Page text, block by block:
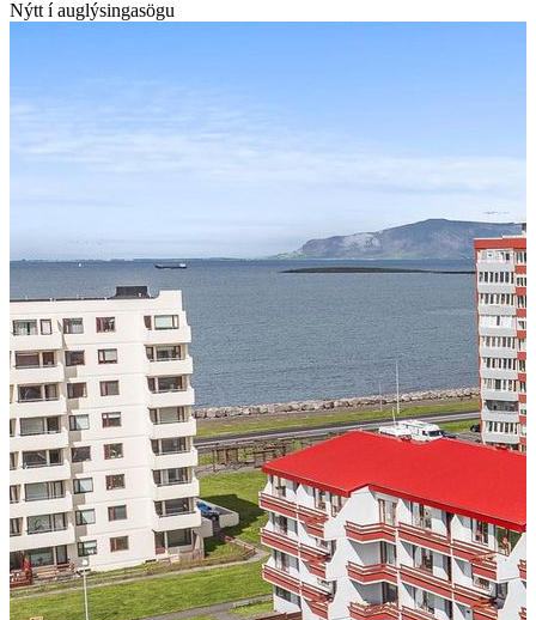
Nýtt í auglýsingasögu